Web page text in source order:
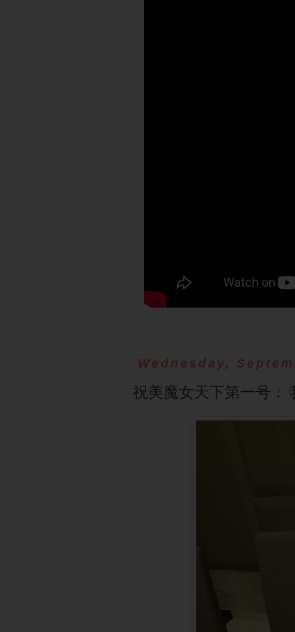
Wednesday,
祝美魔女天下第一号：